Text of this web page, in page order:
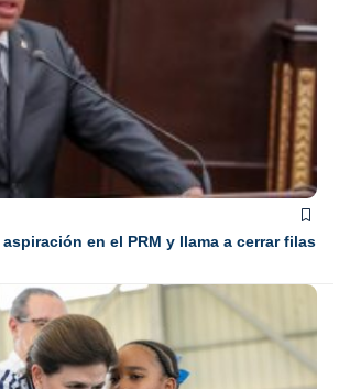
en el PRM y llama a cerrar filas